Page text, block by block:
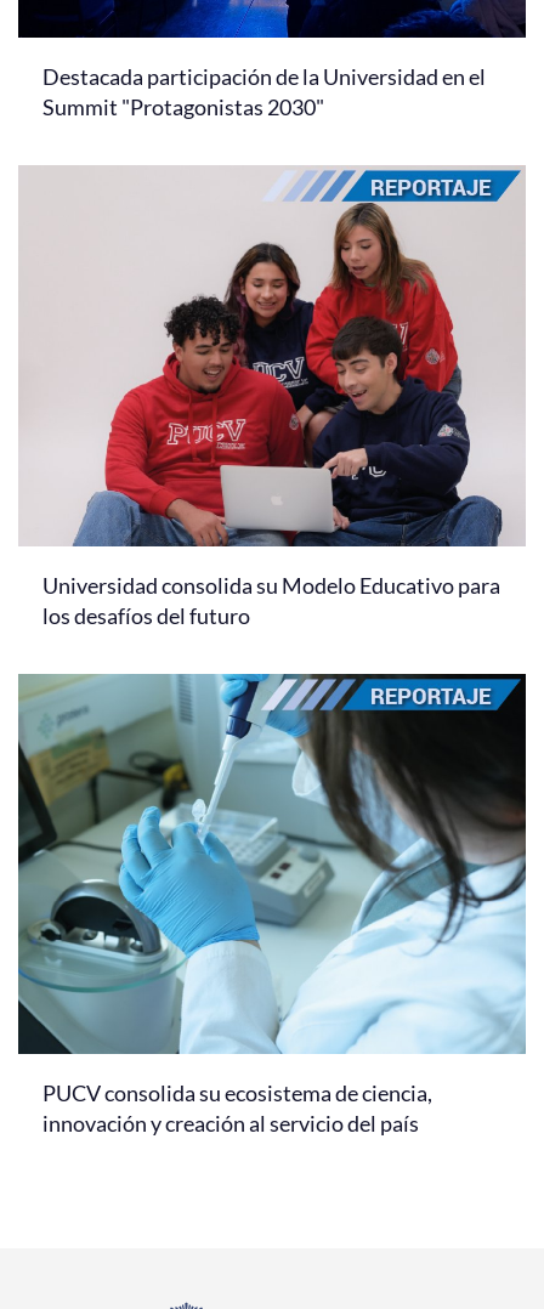
Destacada participación de la Universidad en el
Summit "Protagonistas 2030"
Universidad consolida su Modelo Educativo para
los desafíos del futuro
PUCV consolida su ecosistema de ciencia,
innovación y creación al servicio del país